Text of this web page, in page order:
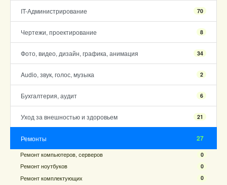
IT-Администрирование 70
Чертежи, проектирование 8
Фото, видео, дизайн, графика, анимация 34
Audio, звук, голос, музыка 2
Бухгалтерия, аудит 6
Уход за внешностью и здоровьем 21
Ремонты 27
Ремонт компьютеров, серверов 0
Ремонт ноутбуков 0
Ремонт комплектующих 0